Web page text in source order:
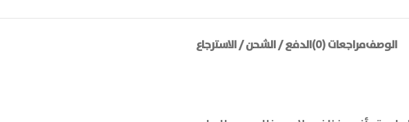
الوصفمراجعات (0) الدفع / الشحن / الاسترجاع